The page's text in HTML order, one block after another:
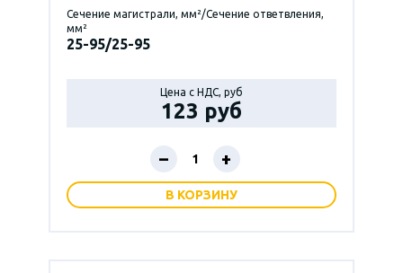
Сечение магистрали, мм²/Сечение ответвления,
мм²
25-95/25-95
Цена с НДС, руб
123 руб
– +
В КОРЗИНУ